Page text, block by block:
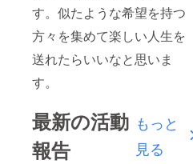
す。似たような希望を持つ
方々を集めて楽しい人生を
送れたらいいなと思いま
す。
最新の活動
報告
もっと
見る